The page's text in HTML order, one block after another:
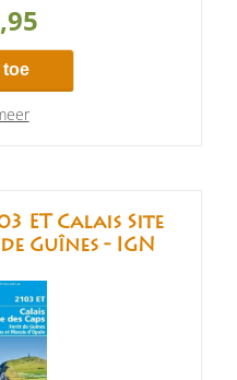
toe
ET Calais Site
Guînes - IGN